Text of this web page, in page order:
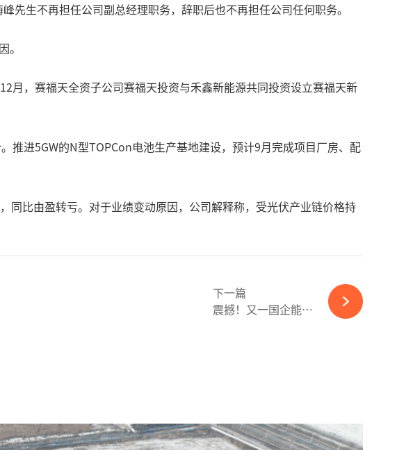
生不再担任公司副总经理职务，辞职后也不再担任公司任何职务。
。
月，赛福天全资子公司赛福天投资与禾鑫新能源共同投资设立赛福天新
进5GW的N型TOPCon电池生产基地建设，预计9月完成项目厂房、配
比由盈转亏。对于业绩变动原因，公司解释称，受光伏产业链价格持
下一篇
震撼！又一国企能源巨头官宣重组！-ky体育APP官网下载